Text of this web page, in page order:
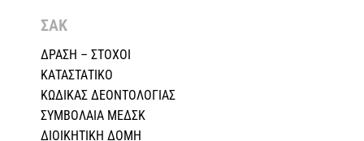
ΣΑΚ
ΔΡΑΣΗ – ΣΤΟΧΟΙ
ΚΑΤΑΣΤΑΤΙΚΟ
ΚΩΔΙΚΑΣ ΔΕΟΝΤΟΛΟΓΙΑΣ
ΣΥΜΒΟΛΑΙΑ ΜΕΔΣΚ
ΔΙΟΙΚΗΤΙΚΗ ΔΟΜΗ